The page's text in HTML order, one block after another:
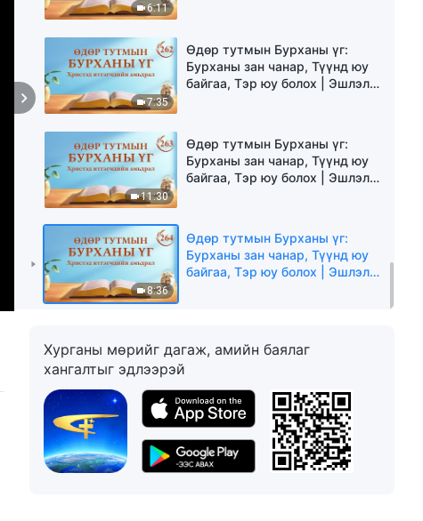
6:11
7:35
Өдөр тутмын Бурханы үг:
Бурханы зан чанар, Түүнд юу
байгаа, Тэр юу болох | Эшлэл
11:30
Өдөр тутмын Бурханы үг:
Бурханы зан чанар, Түүнд юу
байгаа, Тэр юу болох | Эшлэл
8:36
Өдөр тутмын Бурханы үг:
Бурханы зан чанар, Түүнд юу
байгаа, Тэр юу болох | Эшлэл
Хурганы мөрийг дагаж, амийн баялаг
хангалтыг эдлээрэй